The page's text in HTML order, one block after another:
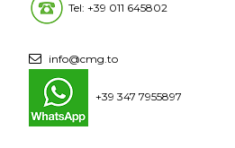
Tel: +39 011 645802
info@cmg.to
+39 347 7955897